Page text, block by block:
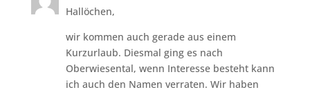
Hallöchen,
wir kommen auch gerade aus einem
Kurzurlaub. Diesmal ging es nach
Oberwiesental, wenn Interesse besteht kann
ich auch den Namen verraten. Wir haben